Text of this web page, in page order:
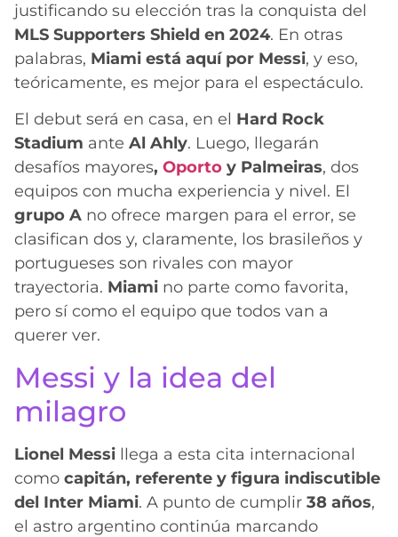
justificando su elección tras la conquista del
MLS Supporters Shield en 2024. En otras
palabras, Miami está aquí por Messi, y eso,
teóricamente, es mejor para el espectáculo.
El debut será en casa, en el Hard Rock
Stadium ante Al Ahly. Luego, llegarán
desafíos mayores, Oporto y Palmeiras, dos
equipos con mucha experiencia y nivel. El
grupo A no ofrece margen para el error, se
clasifican dos y, claramente, los brasileños y
portugueses son rivales con mayor
trayectoria. Miami no parte como favorita,
pero sí como el equipo que todos van a
querer ver.
Messi y la idea del
milagro
Lionel Messi llega a esta cita internacional
como capitán, referente y figura indiscutible
del Inter Miami. A punto de cumplir 38 años,
el astro argentino continúa marcando